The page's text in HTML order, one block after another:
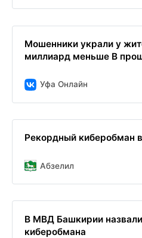
Мошенники украли у
миллиард меньше В
Уфа Онлайн
Рекордный киберобман
Абзелил
В МВД Башкирии
киберобмана